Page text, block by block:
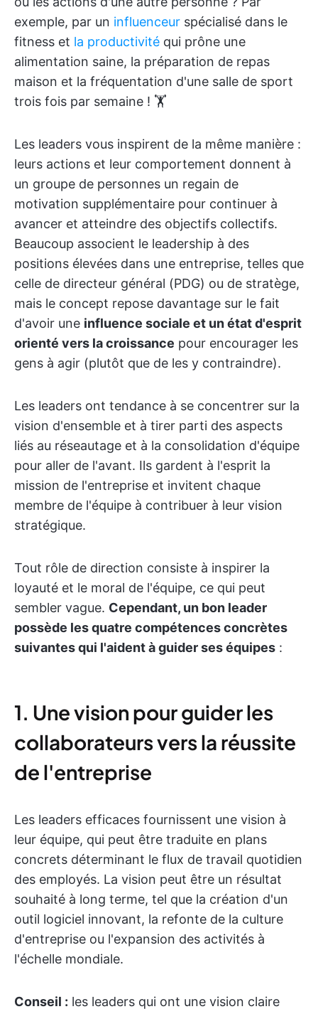
exemple, par un influenceur spécialisé dans le
fitness et la productivité qui prône une
alimentation saine, la préparation de repas
maison et la fréquentation d'une salle de sport
trois fois par semaine ! 🏋️
Les leaders vous inspirent de la même manière :
leurs actions et leur comportement donnent à
un groupe de personnes un regain de
motivation supplémentaire pour continuer à
avancer et atteindre des objectifs collectifs.
Beaucoup associent le leadership à des
positions élevées dans une entreprise, telles que
celle de directeur général (PDG) ou de stratège,
mais le concept repose davantage sur le fait
d'avoir une influence sociale et un état d'esprit
orienté vers la croissance pour encourager les
gens à agir (plutôt que de les y contraindre).
Les leaders ont tendance à se concentrer sur la
vision d'ensemble et à tirer parti des aspects
liés au réseautage et à la consolidation d'équipe
pour aller de l'avant. Ils gardent à l'esprit la
mission de l'entreprise et invitent chaque
membre de l'équipe à contribuer à leur vision
stratégique.
Tout rôle de direction consiste à inspirer la
loyauté et le moral de l'équipe, ce qui peut
sembler vague. Cependant, un bon leader
possède les quatre compétences concrètes
suivantes qui l'aident à guider ses équipes :
1. Une vision pour guider les
collaborateurs vers la réussite
de l'entreprise
Les leaders efficaces fournissent une vision à
leur équipe, qui peut être traduite en plans
concrets déterminant le flux de travail quotidien
des employés. La vision peut être un résultat
souhaité à long terme, tel que la création d'un
outil logiciel innovant, la refonte de la culture
d'entreprise ou l'expansion des activités à
l'échelle mondiale.
Conseil : les leaders qui ont une vision claire